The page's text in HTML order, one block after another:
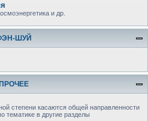
и др.
ШУЙ
ПРОЧЕЕ
степени касаются общей направленности
тематике в другие разделы